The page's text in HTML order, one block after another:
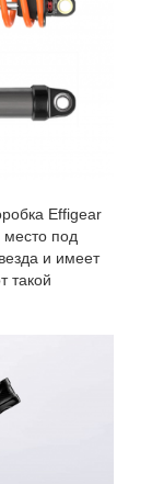
Effigear
под
и имеет
такой